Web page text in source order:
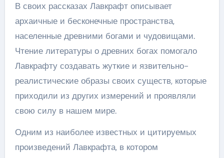
В своих рассказах Лавкрафт описывает
архаичные и бесконечные пространства,
населенные древними богами и чудовищами.
Чтение литературы о древних богах помогало
Лавкрафту создавать жуткие и язвительно-
реалистические образы своих существ, которые
приходили из других измерений и проявляли
свою силу в нашем мире.
Одним из наиболее известных и цитируемых
произведений Лавкрафта, в котором